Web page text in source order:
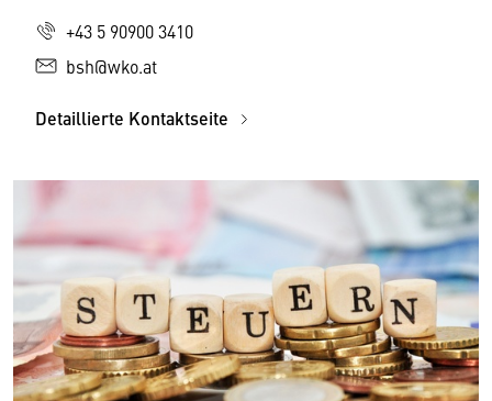
+43 5 90900 3410
bsh@wko.at
Detaillierte Kontaktseite